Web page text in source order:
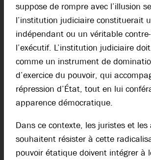
suppose de rompre avec l’illusion
l’institution judiciaire constituerait
indépendant ou un véritable
l’exécutif. L’institution judiciaire
comme un instrument de
d’exercice du pouvoir, qui
répression d’État, tout en lui
apparence démocratique.
Dans ce contexte, les juristes et les
souhaitent résister à cette
pouvoir étatique doivent intégrer à